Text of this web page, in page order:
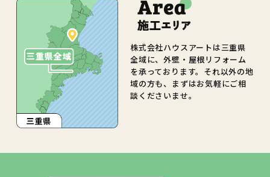
株式会社ハウスアートは三重県
全域に、外壁・屋根リフォーム
を承っております。それ以外の地
域の方も、まずはお気軽にご相
談くださいませ。